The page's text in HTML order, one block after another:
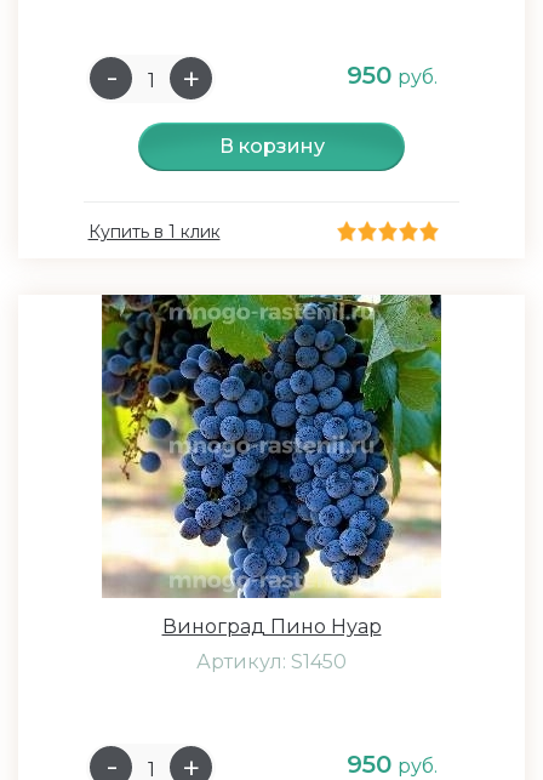
950 руб.
В корзину
Купить в 1 клик
Виноград Пино Нуар
Артикул: S1450
950 руб.